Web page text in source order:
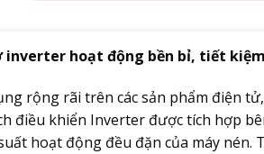
inverter hoạt động bền bỉ, tiết
rộng rãi trên các sản phẩm điện
điều khiển Inverter được tích hợp
hoạt động đều đặn của máy nén.